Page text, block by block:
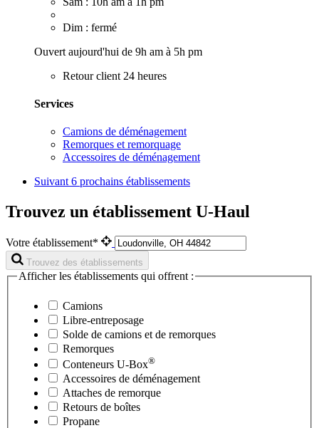
Dim : fermé
Ouvert aujourd'hui de 9h am à 5h pm
Retour client 24 heures
Services
Camions de déménagement
Remorques et remorquage
Accessoires de déménagement
Suivant 6 prochains établissements
Trouvez un établissement U-Haul
Votre établissement*
Trouvez des établissements
Afficher les établissements qui offrent :
Camions
Libre-entreposage
Solde de camions et de remorques
Remorques
Conteneurs U-Box®
Accessoires de déménagement
Attaches de remorque
Retours de boîtes
Propane